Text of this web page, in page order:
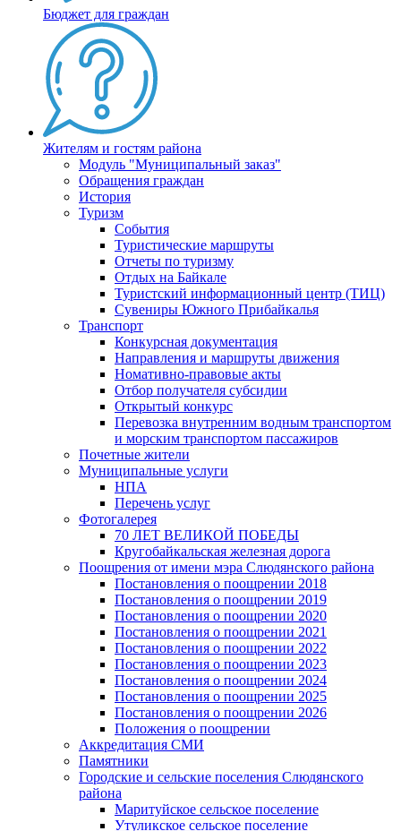
Бюджет для граждан
Жителям и гостям района
Модуль "Муниципальный заказ"
Обращения граждан
История
Туризм
События
Туристические маршруты
Отчеты по туризму
Отдых на Байкале
Туристский информационный центр (ТИЦ)
Сувениры Южного Прибайкалья
Транспорт
Конкурсная документация
Направления и маршруты движения
Номативно-правовые акты
Отбор получателя субсидии
Открытый конкурс
Перевозка внутренним водным транспортом
и морским транспортом пассажиров
Почетные жители
Муниципальные услуги
НПА
Перечень услуг
Фотогалерея
70 ЛЕТ ВЕЛИКОЙ ПОБЕДЫ
Кругобайкальская железная дорога
Поощрения от имени мэра Слюдянского района
Постановления о поощрении 2018
Постановления о поощрении 2019
Постановления о поощрении 2020
Постановления о поощрении 2021
Постановления о поощрении 2022
Постановления о поощрении 2023
Постановления о поощрении 2024
Постановления о поощрении 2025
Постановления о поощрении 2026
Положения о поощрении
Аккредитация СМИ
Памятники
Городские и сельские поселения Слюдянского
района
Маритуйское сельское поселение
Утуликское сельское поселение